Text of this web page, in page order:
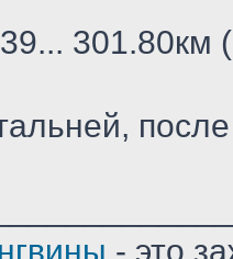
301.80км
- это